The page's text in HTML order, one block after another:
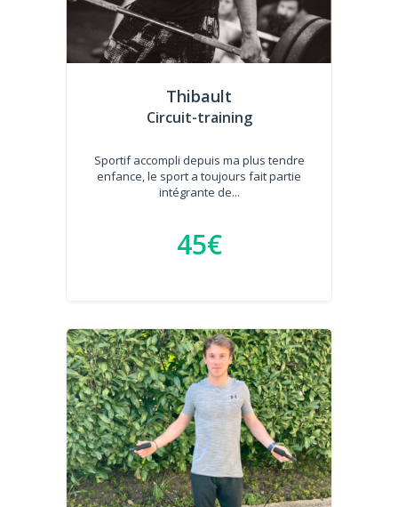
Thibault
Circuit-training
Sportif accompli depuis ma plus tendre
enfance, le sport a toujours fait partie
intégrante de...
45€